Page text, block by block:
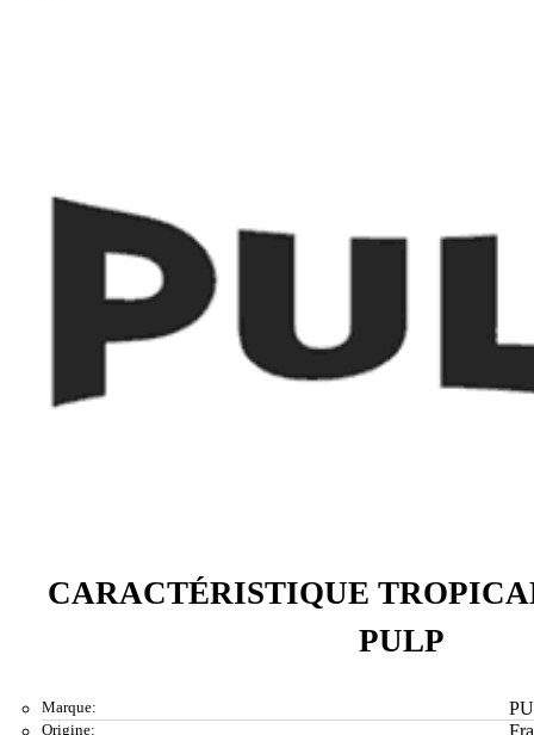
CARACTÉRISTIQUE
PULP
Marque:
Origine: